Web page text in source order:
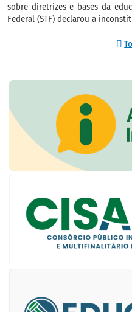
sobre diretrizes e bases da
Federal (STF) declarou a